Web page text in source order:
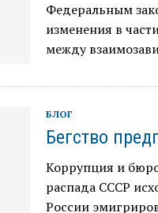
Федеральным
изменения в
между
БЛОГ
Бегство
Коррупция и
распада СССР
России